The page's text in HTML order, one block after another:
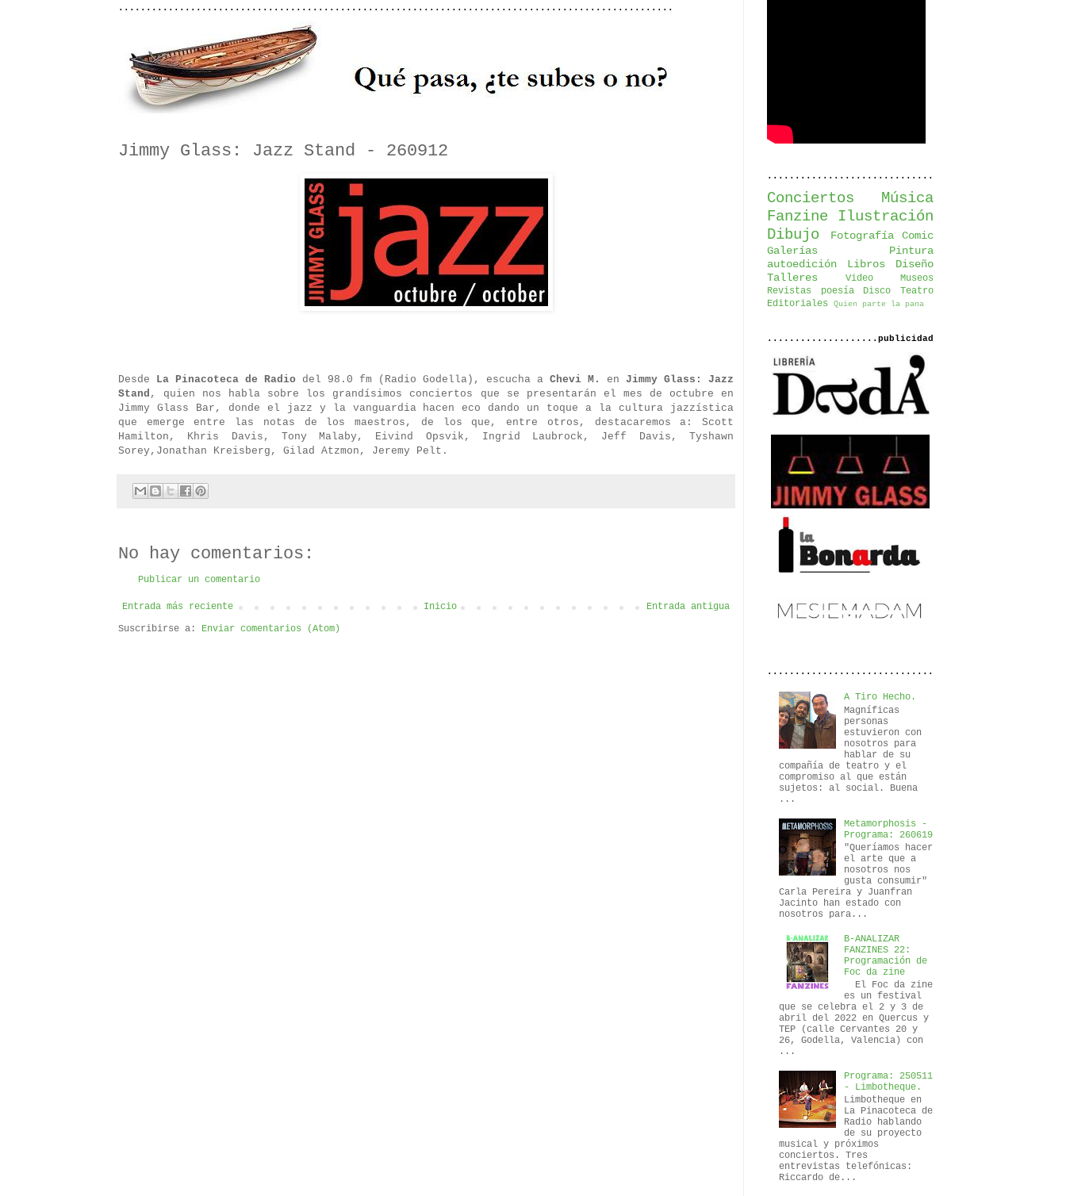
....................................................................................................
Jimmy Glass: Jazz Stand - 260912
Desde La Pinacoteca de Radio del 98.0 fm (Radio Godella), escucha a Chevi M. en Jimmy Glass: Jazz
Stand , quien nos habla sobre los grandísimos conciertos que se presentarán el mes de octubre en
Jimmy Glass Bar, donde el jazz y la vanguardia hacen eco dando un toque a la cultura jazzística
que emerge entre las notas de los maestros, de los que, entre otros, destacaremos a: Scott
Hamilton, Khris Davis, Tony Malaby, Eivind Opsvik, Ingrid Laubrock, Jeff Davis, Tyshawn
Sorey,Jonathan Kreisberg, Gilad Atzmon, Jeremy Pelt.
No hay comentarios:
Publicar un comentario
Entrada más reciente Entrada antigua
Inicio
Suscribirse a: Enviar comentarios (Atom)
..............................
Conciertos
Música
Fanzine
Ilustración
Dibujo
Fotografía
Comic
Galerías
Pintura
autoedición
Libros
Diseño
Talleres
Video
Museos
Revistas
poesía Disco
Teatro
Editoriales
Quien parte la pana
....................publicidad
..............................
A Tiro Hecho.
Magníficas
personas
estuvieron con
nosotros para
hablar de su
compañía de teatro y el
compromiso al que están
sujetos: al social. Buena
...
Metamorphosis -
Programa: 260619
"Queríamos hacer
el arte que a
nosotros nos
gusta consumir"
Carla Pereira y Juanfran
Jacinto han estado con
nosotros para...
B-ANALIZAR
FANZINES 22:
Programación de
Foc da zine
El Foc da zine
es un festival
que se celebra el 2 y 3 de
abril del 2022 en Quercus y
TEP (calle Cervantes 20 y
26, Godella, Valencia) con
...
Programa: 250511
- Limbotheque.
Limbotheque en
La Pinacoteca de
Radio hablando
de su proyecto
musical y próximos
conciertos. Tres
entrevistas telefónicas:
Riccardo de...